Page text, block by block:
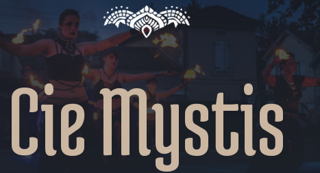
Cie Mystis